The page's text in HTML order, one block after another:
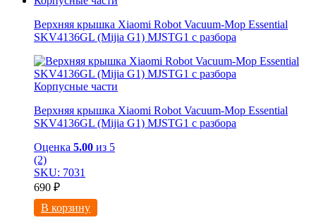
Верхняя крышка Xiaomi Robot Vacuum-Mop Essential
SKV4136GL (Mijia G1) MJSTG1 с разбора
Корпусные части
Верхняя крышка Xiaomi Robot Vacuum-Mop Essential
SKV4136GL (Mijia G1) MJSTG1 с разбора
Оценка 5.00 из 5
(2)
SKU: 7031
690 ₽
В корзину